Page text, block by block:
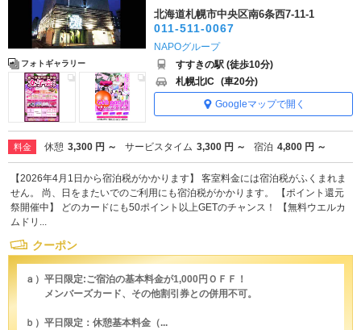
フォトギャラリー
北海道札幌市中央区南6条西7-11-1
011-511-0067
NAPOグループ
すすきの駅 (徒歩10分)
札幌北IC (車20分)
Googleマップで開く
料金 休憩 3,300 円 ～ サービスタイム 3,300 円 ～ 宿泊 4,800 円 ～
【2026年4月1日から宿泊税がかかります】 客室料金には宿泊税がふくまれま
せん。 尚、日をまたいでのご利用にも宿泊税がかかります。 【ポイント還元
祭開催中】 どのカードにも50ポイント以上GETのチャンス！ 【無料ウエルカ
ムドリ...
クーポン
ａ）平日限定:ご宿泊の基本料金が1,000円ＯＦＦ！
メンバーズカード、その他割引券との併用不可。
ｂ）平日限定：休憩基本料金（...